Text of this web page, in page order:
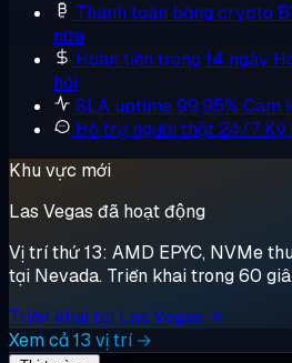
Thanh toán bằng crypto
nữa
Hoàn tiền trong 14 ngày
hỏi
SLA uptime 99,95% Cam
Hỗ trợ người thật 24/7 Kỹ
Khu vực mới
Las Vegas đã hoạt động
Vị trí thứ 13: AMD EPYC, NVMe
tại Nevada. Triển khai trong 60
Triển khai tại Las Vegas →
Xem cả 13 vị trí →